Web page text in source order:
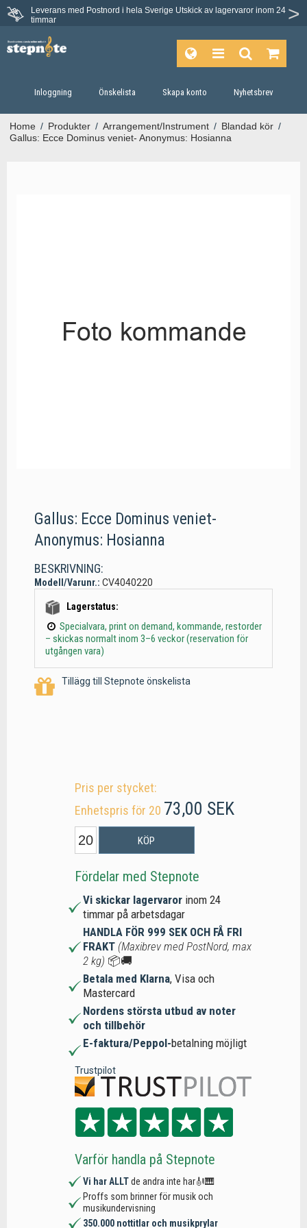
Leverans med Postnord i hela Sverige Utskick av lagervaror inom 24
timmar
Inloggning Önskelista Skapa konto Nyhetsbrev
Home / Produkter / Arrangement/Instrument / Blandad kör /
Gallus: Ecce Dominus veniet- Anonymus: Hosianna
Gallus: Ecce Dominus veniet-
Anonymus: Hosianna
BESKRIVNING:
Modell/Varunr.: CV4040220
Lagerstatus:
Specialvara, print on demand, kommande, restorder
– skickas normalt inom 3–6 veckor (reservation för
utgången vara)
Tillägg till Stepnote önskelista
Pris per stycket:
Enhetspris för 20 73,00 SEK
KÖP
Fördelar med Stepnote
Vi skickar lagervaror inom 24
timmar på arbetsdagar
HANDLA FÖR 999 SEK OCH FÅ FRI
FRAKT (Maxibrev med PostNord, max
2 kg) 📦🚚
Betala med Klarna, Visa och
Mastercard
Nordens största utbud av noter
och tillbehör
E-faktura/Peppol-betalning möjligt
Trustpilot
Varför handla på Stepnote
Vi har ALLTde andra inte har🎻🎹
Proffs som brinner för musik och
musikundervisning
350.000 nottitlar och musikprylar